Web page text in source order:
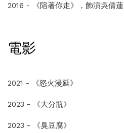
2016 - 《陪著你走》，飾演吳倩蓮
電影
2021 - 《怒火漫延》
2023 - 《大分瓶》
2023 - 《臭豆腐》